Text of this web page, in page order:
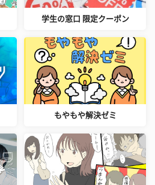
学生の窓口 限定クーポン
もやもや解決ゼミ